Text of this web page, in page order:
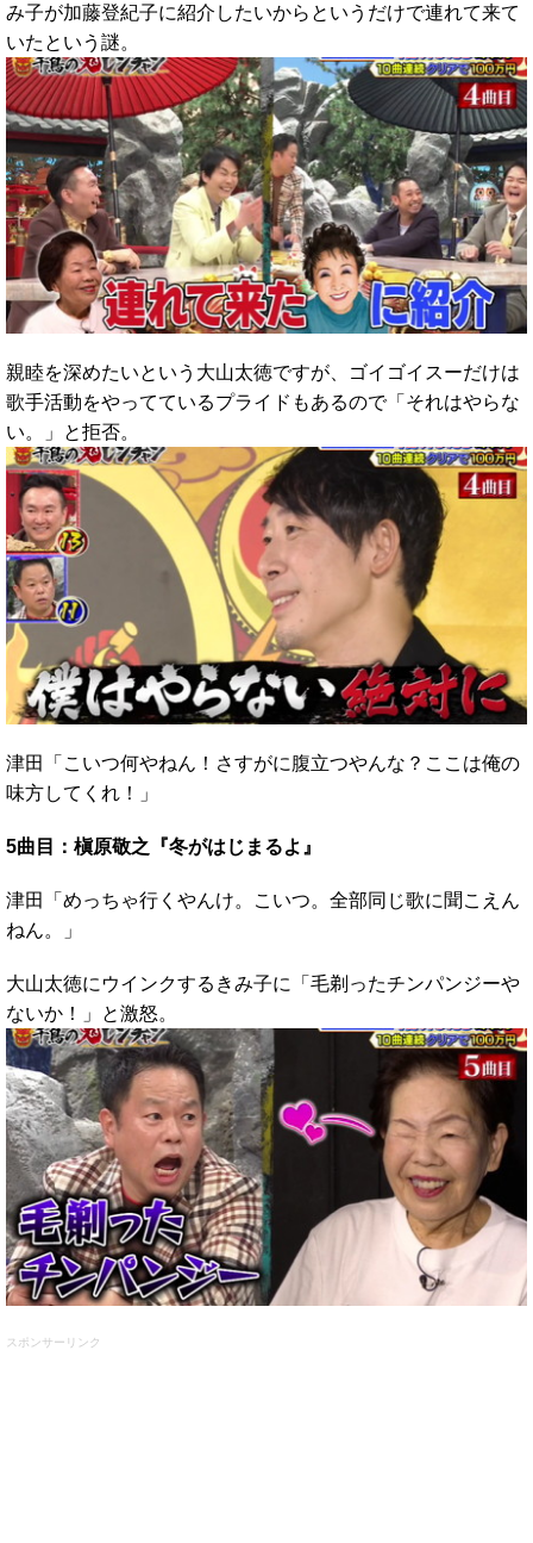
み子が加藤登紀子に紹介したいからというだけで連れて来て
いたという謎。
親睦を深めたいという大山太徳ですが、ゴイゴイスーだけは
歌手活動をやってているプライドもあるので「それはやらな
い。」と拒否。
津田「こいつ何やねん！さすがに腹立つやんな？ここは俺の
味方してくれ！」
5曲目：槇原敬之『冬がはじまるよ』
津田「めっちゃ行くやんけ。こいつ。全部同じ歌に聞こえん
ねん。」
大山太徳にウインクするきみ子に「毛剃ったチンパンジーや
ないか！」と激怒。
スポンサーリンク